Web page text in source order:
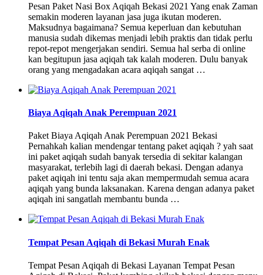
Pesan Paket Nasi Box Aqiqah Bekasi 2021 Yang enak Zaman
semakin moderen layanan jasa juga ikutan moderen.
Maksudnya bagaimana? Semua keperluan dan kebutuhan
manusia sudah dikemas menjadi lebih praktis dan tidak perlu
repot-repot mengerjakan sendiri. Semua hal serba di online
kan begitupun jasa aqiqah tak kalah moderen. Dulu banyak
orang yang mengadakan acara aqiqah sangat …
Biaya Aqiqah Anak Perempuan 2021
Paket Biaya Aqiqah Anak Perempuan 2021 Bekasi
Pernahkah kalian mendengar tentang paket aqiqah ? yah saat
ini paket aqiqah sudah banyak tersedia di sekitar kalangan
masyarakat, terlebih lagi di daerah bekasi. Dengan adanya
paket aqiqah ini tentu saja akan mempermudah semua acara
aqiqah yang bunda laksanakan. Karena dengan adanya paket
aqiqah ini sangatlah membantu bunda …
Tempat Pesan Aqiqah di Bekasi Murah Enak
Tempat Pesan Aqiqah di Bekasi Layanan Tempat Pesan